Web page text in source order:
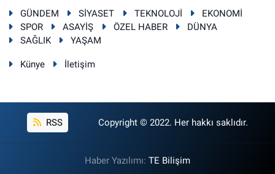
GÜNDEM SİYASET TEKNOLOJİ
EKONOMİ
SPOR
ASAYİŞ ÖZEL HABER
DÜNYA
SAĞLIK
YAŞAM
Künye İletişim
RSS Copyright © 2022. Her hakkı saklıdır.
Haber Yazılımı: TE Bilişim